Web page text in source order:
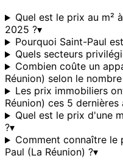
Quel est le prix au m²
2025 ?▾
Pourquoi Saint-Paul
Quels secteurs
Combien coûte un
Réunion) selon le
Les prix immobiliers
Réunion) ces 5 dernières
Quel est le prix d'une
?▾
Comment connaître le
Paul (La Réunion) ?▾